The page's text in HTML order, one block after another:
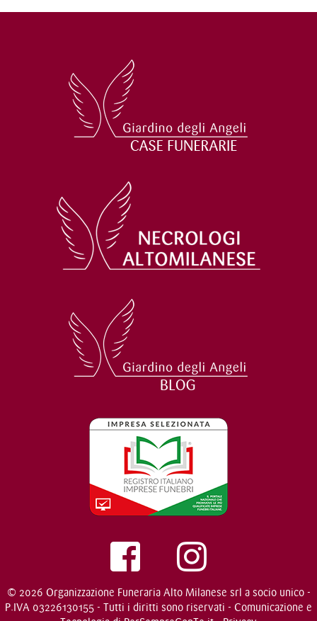
© 2026 Organizzazione Funeraria Alto Milanese srl a socio unico -
P.IVA 03226130155 - Tutti i diritti sono riservati - Comunicazione e